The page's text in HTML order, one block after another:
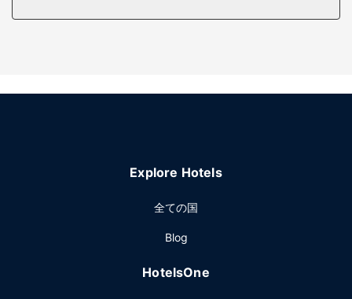
ください。レクリエーション設備として、屋外プール、ホッ
ご利用いただけます。
ームサービスをご利用いただくこともできます。また、コー
す。プールサイドバーや 2 か所のバー / ラウンジでドリンク
平日は 6:30 ～ 11:00 まで、週末は 7:00 ～ 11:00 まで、有
Explore Hotels
全ての国
Blog
HotelsOne